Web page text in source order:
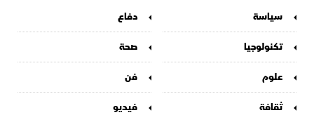
سياسة
دفاع
تكنولوجيا
صحة
علوم
فن
ثقافة
فيديو